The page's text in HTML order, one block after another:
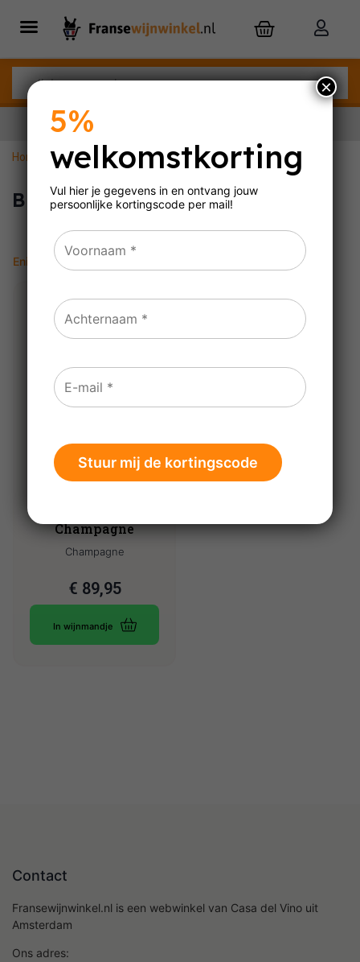
Home »Bruisend & Complex
Bruisend & Complex
Enig resultaat
Champagne
Champagne
€ 89,95
In wijnmandje
Contact
Fransewijnwinkel.nl is een webwinkel van Casa del Vino uit
Amsterdam
Ons adres:
5%
welkomstkorting
Vul hier je gegevens in en ontvang jouw
persoonlijke kortingscode per mail!
×